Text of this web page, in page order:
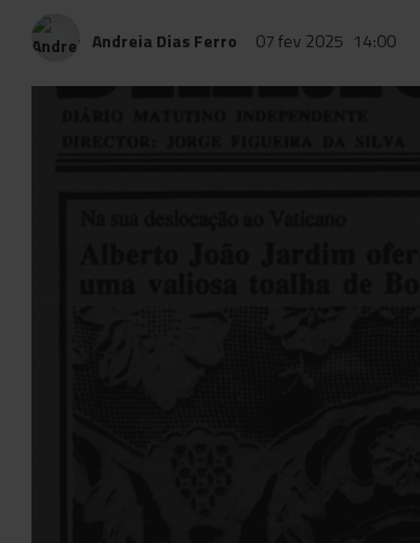
Andreia Dias Ferro 07 fev 2025 14:00